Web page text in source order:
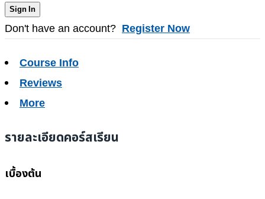
Sign In
Don't have an account? Register Now
Course Info
Reviews
More
รายละเอียดคอร์สเรียน
เบื้องต้น